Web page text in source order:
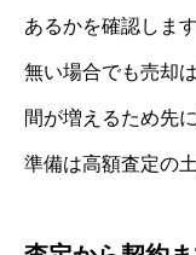
あるかを確認します
無い場合でも売却
間が増えるため先
準備は高額査定の